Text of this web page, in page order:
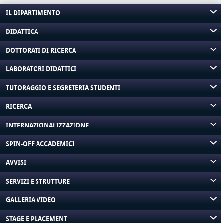
IL DIPARTIMENTO
DIDATTICA
DOTTORATI DI RICERCA
LABORATORI DIDATTICI
TUTORAGGIO E SEGRETERIA STUDENTI
RICERCA
INTERNAZIONALIZZAZIONE
SPIN-OFF ACCADEMICI
AVVISI
SERVIZI E STRUTTURE
GALLERIA VIDEO
STAGE E PLACEMENT